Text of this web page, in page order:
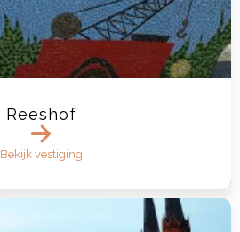
Reeshof
Bekijk vestiging